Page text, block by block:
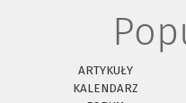
ARTYKUŁY
KALENDARZ